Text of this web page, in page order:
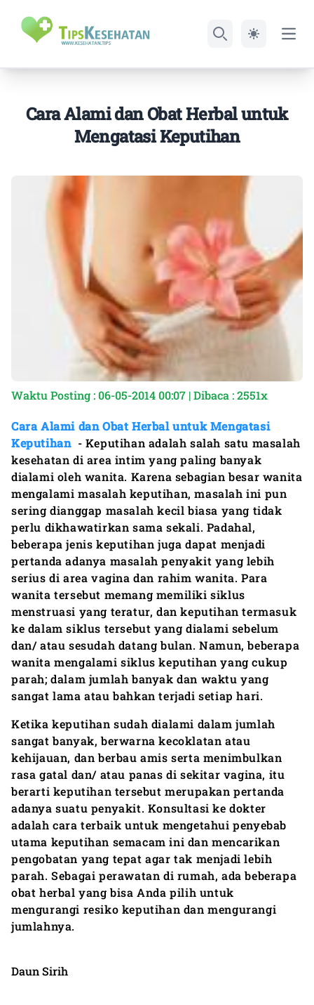
Cara Alami dan Obat Herbal untuk
Mengatasi Keputihan
Waktu Posting : 06-05-2014 00:07 | Dibaca : 2551x
Cara Alami dan Obat Herbal untuk Mengatasi
Keputihan - Keputihan adalah salah satu masalah
kesehatan di area intim yang paling banyak
dialami oleh wanita. Karena sebagian besar wanita
mengalami masalah keputihan, masalah ini pun
sering dianggap masalah kecil biasa yang tidak
perlu dikhawatirkan sama sekali. Padahal,
beberapa jenis keputihan juga dapat menjadi
pertanda adanya masalah penyakit yang lebih
serius di area vagina dan rahim wanita. Para
wanita tersebut memang memiliki siklus
menstruasi yang teratur, dan keputihan termasuk
ke dalam siklus tersebut yang dialami sebelum
dan/ atau sesudah datang bulan. Namun, beberapa
wanita mengalami siklus keputihan yang cukup
parah; dalam jumlah banyak dan waktu yang
sangat lama atau bahkan terjadi setiap hari.
Ketika keputihan sudah dialami dalam jumlah
sangat banyak, berwarna kecoklatan atau
kehijauan, dan berbau amis serta menimbulkan
rasa gatal dan/ atau panas di sekitar vagina, itu
berarti keputihan tersebut merupakan pertanda
adanya suatu penyakit. Konsultasi ke dokter
adalah cara terbaik untuk mengetahui penyebab
utama keputihan semacam ini dan mencarikan
pengobatan yang tepat agar tak menjadi lebih
parah. Sebagai perawatan di rumah, ada beberapa
obat herbal yang bisa Anda pilih untuk
mengurangi resiko keputihan dan mengurangi
jumlahnya.
Daun Sirih